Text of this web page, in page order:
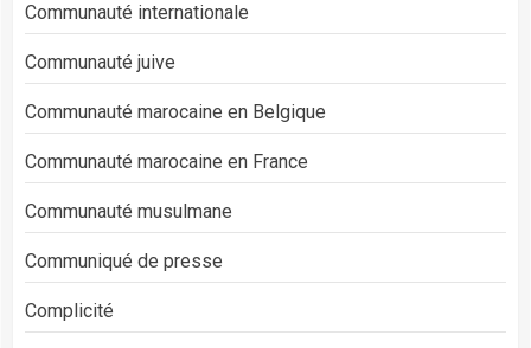
Communauté internationale
Communauté juive
Communauté marocaine en Belgique
Communauté marocaine en France
Communauté musulmane
Communiqué de presse
Complicité